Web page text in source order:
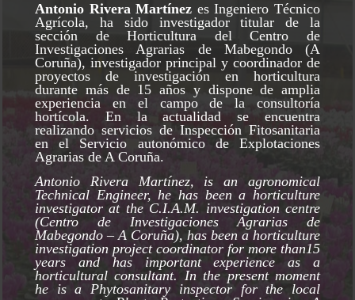
Antonio Rivera Martínez es Ingeniero Técnico
Agrícola, ha sido investigador titular de la
sección de Horticultura del Centro de
Investigaciones Agrarias de Mabegondo (A
Coruña), investigador principal y coordinador de
proyectos de investigación en horticultura
durante más de 15 años y dispone de amplia
experiencia en el campo de la consultoría
hortícola. En la actualidad se encuentra
realizando servicios de Inspección Fitosanitaria
en el Servicio autonómico de Explotaciones
Agrarias de A Coruña.
Antonio Rivera Martínez, is an agronomical
Technical Engineer, he has been a horticulture
investigator at the C.I.A.M. investigation centre
(Centro de Investigaciones Agrarias de
Mabegondo – A Coruña), has been a horticulture
investigation project coordinator for more than15
years and has important experience as a
horticultural consultant. In the present moment
he is a Phytosanitary inspector for the local